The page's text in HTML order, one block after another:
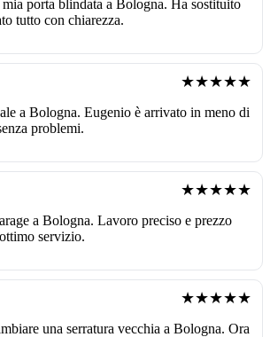
porta blindata a Bologna. Ha sostituito
tutto con chiarezza.
★★★★★
a Bologna. Eugenio è arrivato in meno di
problemi.
★★★★★
a Bologna. Lavoro preciso e prezzo
servizio.
★★★★★
una serratura vecchia a Bologna. Ora